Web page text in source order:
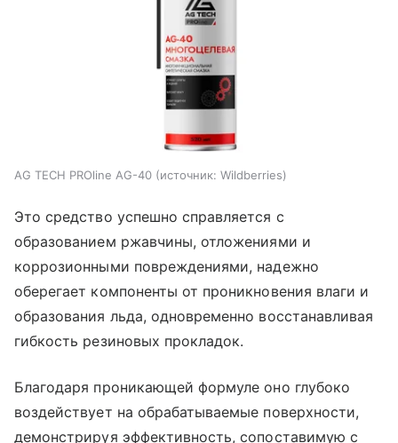
AG TECH PROline AG-40 источник: Wildberries
Это средство успешно справляется с
образованием ржавчины, отложениями и
коррозионными повреждениями, надежно
оберегает компоненты от проникновения влаги и
образования льда, одновременно восстанавливая
гибкость резиновых прокладок.
Благодаря проникающей формуле оно глубоко
воздействует на обрабатываемые поверхности,
демонстрируя эффективность, сопоставимую с